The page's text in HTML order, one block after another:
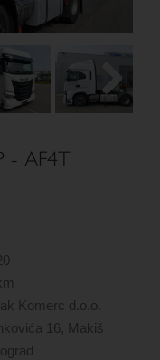
Next
- AF4T
Komerc d.o.o.
16, Makiš